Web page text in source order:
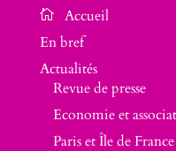
En bref
Actualités
Revue de presse
Economie et
Paris et Île de France